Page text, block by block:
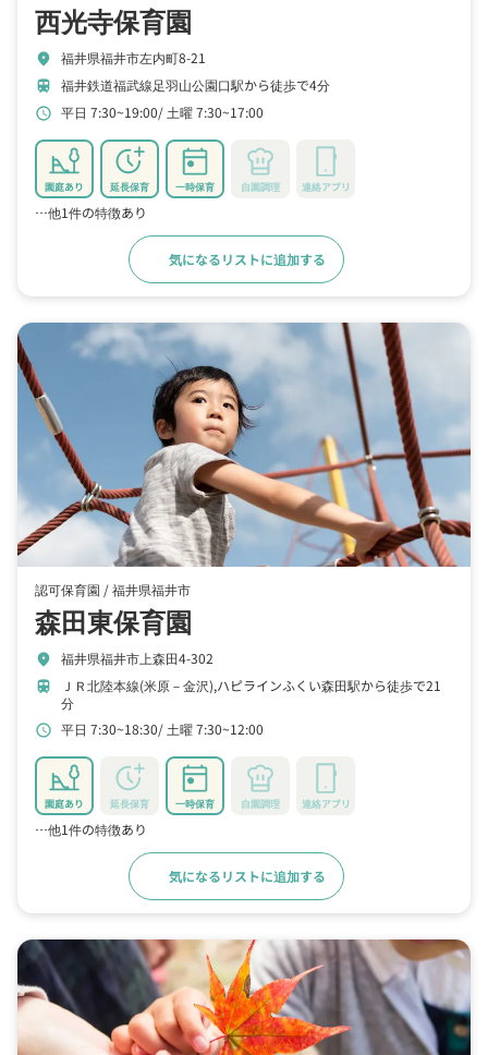
西光寺保育園
location_on 福井県福井市左内町8-21
train 福井鉄道福武線足羽山公園口駅から徒歩で4分
schedule 平日 7:30~19:00 土曜 7:30~17:00
園庭あり 延長保育 一時保育 自園調理 連絡アプリ
…他1件の特徴あり
気になるリストに追加する
認可保育園 /福井県福井市
森田東保育園
location_on 福井県福井市上森田4-302
train
ＪＲ北陸本線(米原－金沢),ハピラインふくい森田駅から徒歩で21
分
schedule 平日 7:30~18:30 土曜 7:30~12:00
園庭あり 延長保育 一時保育 自園調理 連絡アプリ
…他1件の特徴あり
気になるリストに追加する